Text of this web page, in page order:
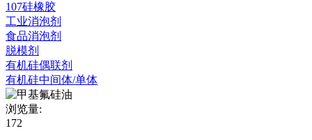
107硅橡胶
工业消泡剂
食品消泡剂
脱模剂
有机硅偶联剂
有机硅中间体/单体
浏览量:
172